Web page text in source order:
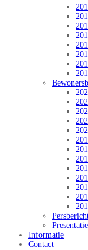
Informatie
Contact